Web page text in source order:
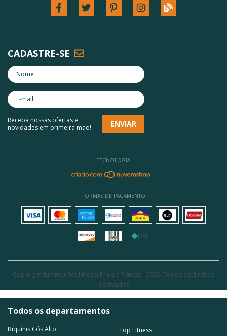
CADASTRE-SE
Receba nossas ofertas e
novidades em primeira mão!
TECNOLOGIA
FORMAS DE PAGAMENTO
Copyright Summer Soul Moda Praia e Fitness - 2026. Todos os direitos
reservados.
Todos os departamentos
Biquínis Cós Alto
Top Fitness